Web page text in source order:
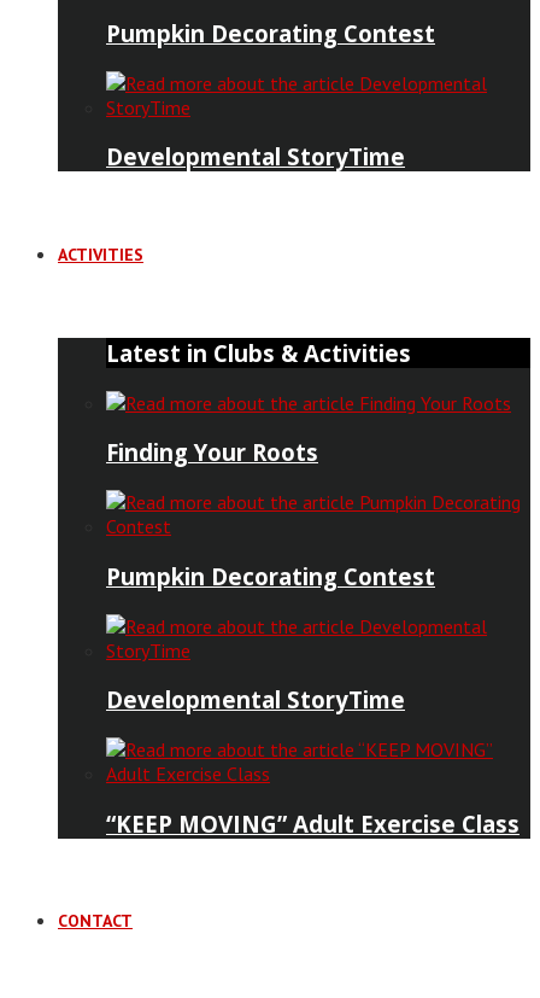
Pumpkin Decorating Contest
Developmental StoryTime
ACTIVITIES
Latest in Clubs & Activities
Finding Your Roots
Pumpkin Decorating Contest
Developmental StoryTime
“KEEP MOVING” Adult Exercise Class
CONTACT